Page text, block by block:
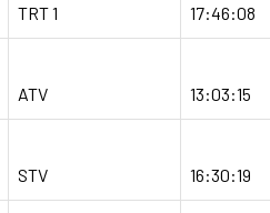
TRT 1 17:46:08
ATV 13:03:15
STV 16:30:19